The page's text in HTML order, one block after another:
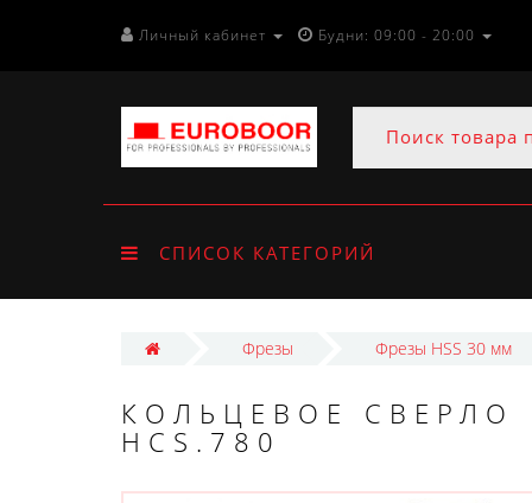
Личный кабинет Будни: 09:00 - 20:00
СПИСОК КАТЕГОРИЙ
Фрезы Фрезы HSS 30 мм
КОЛЬЦЕВОЕ СВЕРЛО
HCS.780